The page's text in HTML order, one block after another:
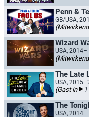
Penn &
GB/USA,
Wizard
USA, 2014–
The Late
USA,
(Gast in
The
USA, 2014–